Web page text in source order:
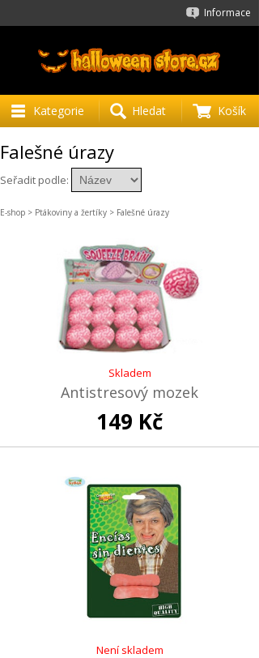
Informace
Kategorie Hledat Košík
Falešné úrazy
Seřadit podle:
E-shop > Ptákoviny a žertíky > Falešné úrazy
Skladem
Antistresový mozek
149 Kč
Není skladem